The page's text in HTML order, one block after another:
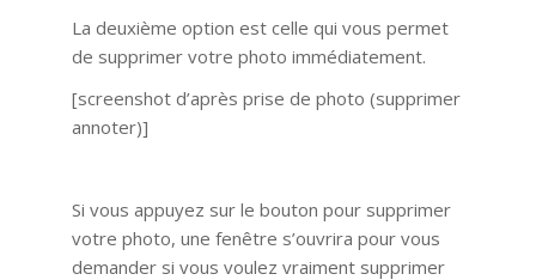
La deuxième option est celle qui vous permet
de supprimer votre photo immédiatement.
[screenshot d’après prise de photo (supprimer
annoter)]
Si vous appuyez sur le bouton pour supprimer
votre photo, une fenêtre s’ouvrira pour vous
demander si vous voulez vraiment supprimer